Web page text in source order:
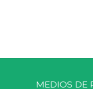
MEDIOS DE